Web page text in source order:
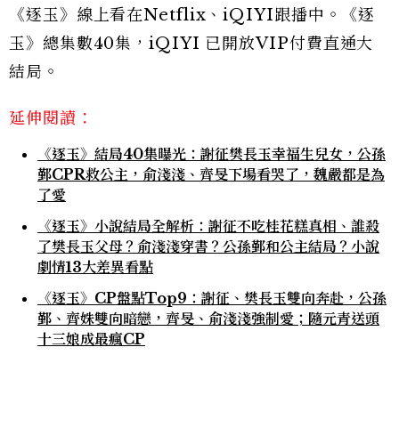
《逐玉》線上看在Netflix、iQIYI跟播中。《逐
玉》總集數40集，iQIYI 已開放VIP付費直通大
結局。
延伸閱讀：
《逐玉》結局40集曝光：謝征樊長玉幸福生兒女，公孫
鄞CPR救公主，俞淺淺、齊旻下場看哭了，魏嚴都是為
了愛
《逐玉》小說結局全解析：謝征不吃桂花糕真相、誰殺
了樊長玉父母？俞淺淺穿書？公孫鄞和公主結局？小說
劇情13大差異看點
《逐玉》CP盤點Top9：謝征、樊長玉雙向奔赴，公孫
鄞、齊姝雙向暗戀，齊旻、俞淺淺強制愛；隨元青送頭
十三娘成最瘋CP